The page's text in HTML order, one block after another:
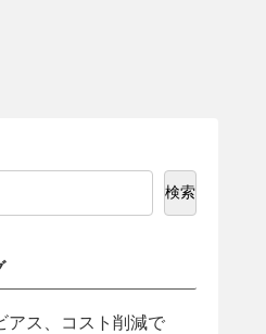
検索
アス、コスト削減で